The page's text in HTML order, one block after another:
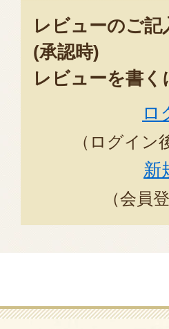
レビューのご記
(承認時)
レビューを書
ロ
（ログイ
新
（会員